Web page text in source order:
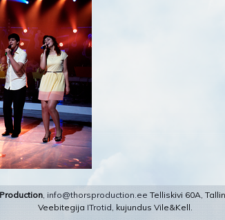
, info@thorsproduction.ee Telliskivi 60A,
Veebitegija ITrotid, kujundus Vile&Kell.